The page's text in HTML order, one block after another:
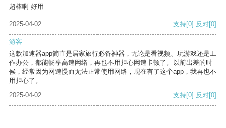
超棒啊 好用
2025-04-02 支持[0] 反对[0]
游客
这款加速器app简直是居家旅行必备神器，无论是看视频、玩游戏还是工
作办公，都能畅享高速网络，再也不用担心网速卡顿了。以前出差的时
候，经常因为网速慢而无法正常使用网络，现在有了这个app，我再也不
用担心了。
2025-04-02
支持[0] 反对[0]